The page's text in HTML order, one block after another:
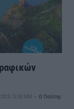
2025 12:59 ΜΜ Ο Πολίτης